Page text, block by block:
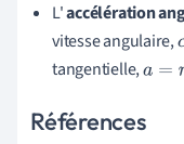
L'accélération
vitesse angulaire,
tangentielle,a=rα
Références